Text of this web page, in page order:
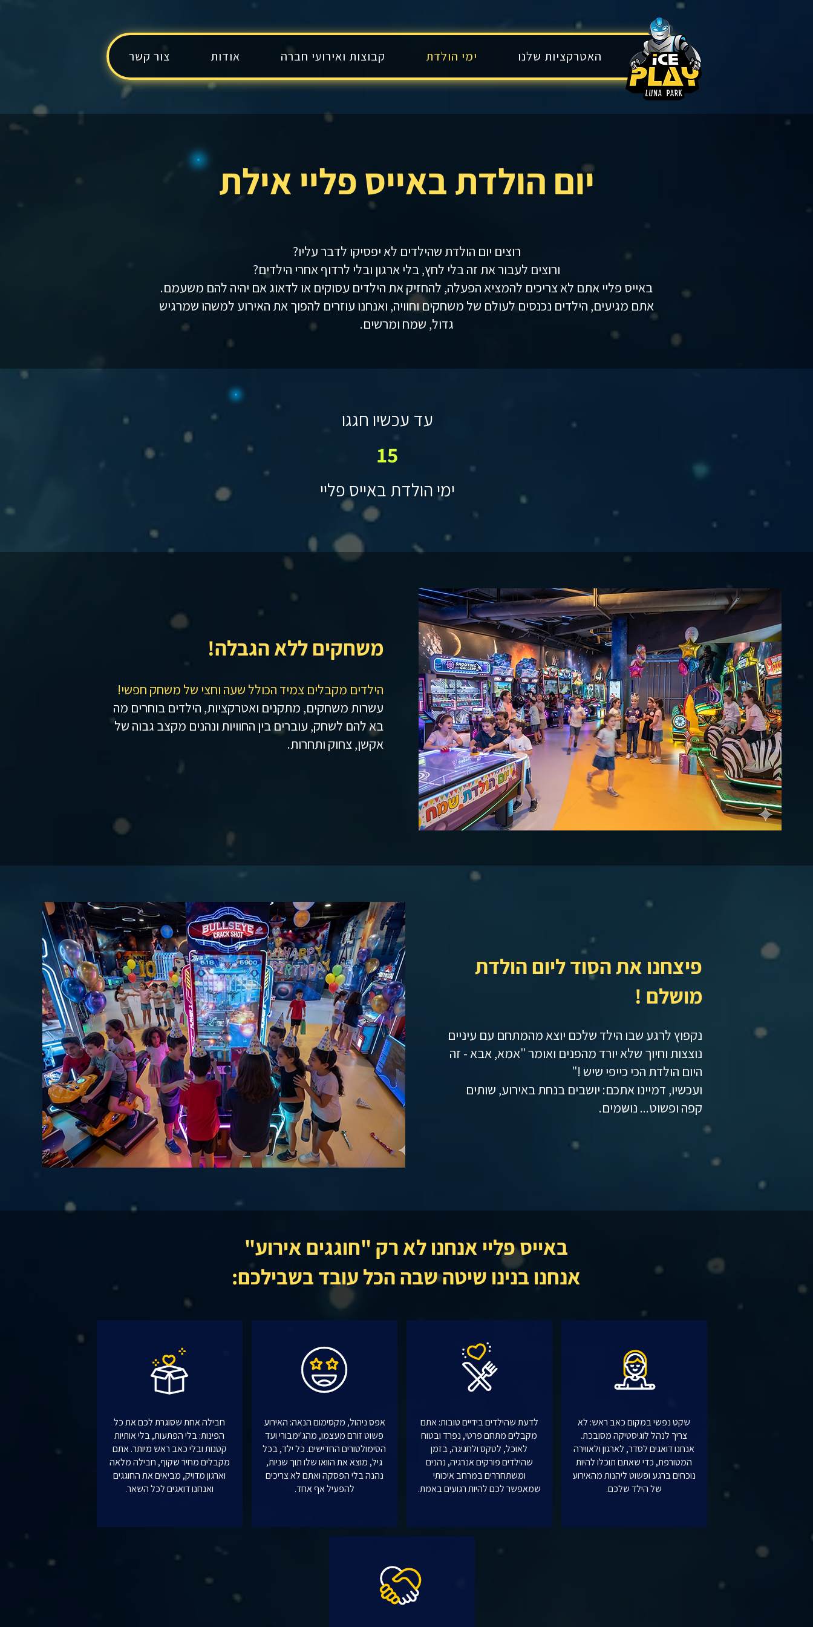
בית האטרקציות שלנו ימי הולדת קבוצות ואירועי חברה אודות צור קשר
יום הולדת באייס פליי אילת
רוצים יום הולדת שהילדים לא יפסיקו לדבר עליו?
ורוצים לעבור את זה בלי לחץ, בלי ארגון ובלי לרדוף אחרי הילדים?
באייס פליי אתם לא צריכים להמציא הפעלה, להחזיק את הילדים עסוקים או לדאוג אם יהיה להם משעמם.
אתם מגיעים, הילדים נכנסים לעולם של משחקים וחוויה, ואנחנו עוזרים להפוך את האירוע למשהו שמרגיש
גדול, שמח ומרשים.
עד עכשיו חגגו
15
ימי הולדת באייס פליי
משחקים ללא הגבלה!
הילדים מקבלים צמיד הכולל שעה וחצי של משחק חפשי!
עשרות משחקים, מתקנים ואטרקציות, הילדים בוחרים מה
בא להם לשחק, עוברים בין החוויות ונהנים מקצב גבוה של
אקשן, צחוק ותחרות.
פיצחנו את הסוד ליום הולדת
מושלם !
נקפוץ לרגע שבו הילד שלכם יוצא מהמתחם עם עיניים
נוצצות וחיוך שלא יורד מהפנים ואומר "אמא, אבא - זה
היום הולדת הכי כייפי שיש !"
ועכשיו, דמיינו אתכם: יושבים בנחת באירוע, שותים
קפה ופשוט... נושמים.
באייס פליי אנחנו לא רק "חוגגים אירוע"
אנחנו בנינו שיטה שבה הכל עובד בשבילכם:​
שקט נפשי במקום כאב ראש: לא
צריך לנהל לוגיסטיקה מסובכת.
אנחנו דואגים לסדר, לארגון ולאווירה
המטורפת, כדי שאתם תוכלו להיות
נוכחים ברגע ופשוט ליהנות מהאירוע
של הילד שלכם.
לדעת שהילדים בידיים טובות: אתם
מקבלים מתחם פרטי, נפרד ובטוח
לאוכל, לטקס ולחגיגה, בזמן
שהילדים פורקים אנרגיה, נהנים
ומשתחררים במרחב איכותי
שמאפשר לכם להיות רגועים באמת.
אפס ניהול, מקסימום הנאה: האירוע
פשוט זורם מעצמו, מהג'ימבורי ועד
הסימולטורים החדישים. כל ילד, בכל
גיל, מוצא את הוואו שלו תוך שניות,
נהנה בלי הפסקה ואתם לא צריכים
להפעיל אף אחד.
חבילה אחת שסוגרת לכם את כל
הפינות: בלי הפתעות, בלי אותיות
קטנות ובלי כאב ראש מיותר. אתם
מקבלים מחיר שקוף, חבילה מלאה
וארגון מדויק, מביאים את החוגגים
ואנחנו דואגים לכל השאר.